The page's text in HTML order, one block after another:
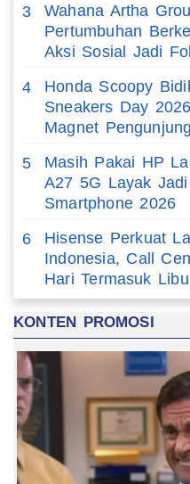
3
Wahana Artha
Pertumbuhan
Aksi Sosial Jadi
4
Honda Scoopy
Sneakers Day
Magnet Pengunjung
5
Masih Pakai HP
A27 5G Layak
Smartphone 2026
6
Hisense Perkuat
Indonesia, Call
Hari Termasuk